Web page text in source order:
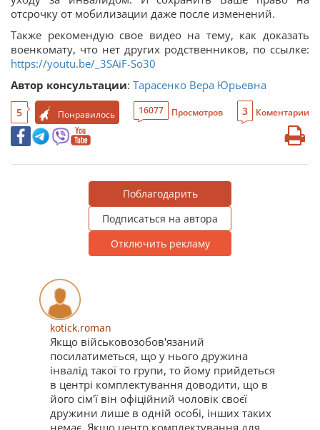
отсрочку от мобилизации даже после изменений.
Также рекомендую свое видео на тему, как доказать
военкомату, что нет других родственников, по ссылке:
https://youtu.be/_3SAiF-So30
Автор консультации: Тарасенко Вера Юрьевна
5 Понравилось 16077 Просмотров 3 Коментарии
Поблагодарить
Подписаться на автора
Отключить рекламу
kotick.roman
Якщо військовозобов'язаний
посилатиметься, що у нього дружина
інвалід такої то групи, то йому прийдеться
в центрі комплектування доводити, що в
його сім'ї він офіційний чоловік своєї
дружини лише в одній особі, інших таких
немає. Якщо центр комплектування для